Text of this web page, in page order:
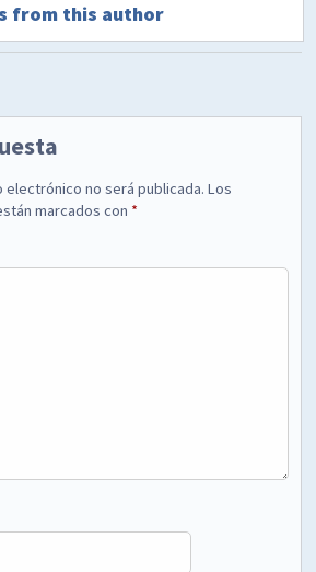
from this author
electrónico no será publicada. Los
marcados con *